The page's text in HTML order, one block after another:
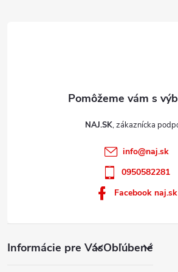
Informácie pre VásObľúbené
NAJ.SK
info@naj.sk
0950582281
Facebook naj.sk